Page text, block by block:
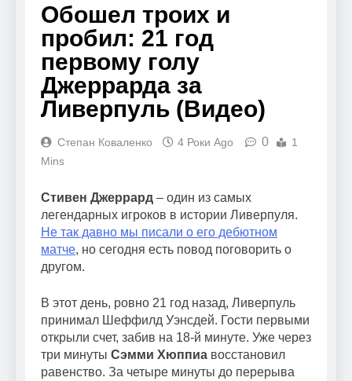
Обошел троих и
пробил: 21 год
первому голу
Джеррарда за
Ливерпуль (Видео)
Степан Коваленко 4 Роки Ago 0
1
Mins
Стивен Джеррард – один из самых
легендарных игроков в истории Ливерпуля.
Не так давно мы писали о его дебютном
матче, но сегодня есть повод поговорить о
другом.
В этот день, ровно 21 год назад, Ливерпуль
принимал Шеффилд Уэнсдей. Гости первыми
открыли счет, забив на 18-й минуте. Уже через
три минуты Сэмми Хюппиа восстановил
равенство. За четыре минуты до перерыва